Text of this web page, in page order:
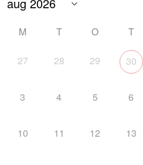
M T O T
27 28 29 30
3 4 5 6
10 11 12 13